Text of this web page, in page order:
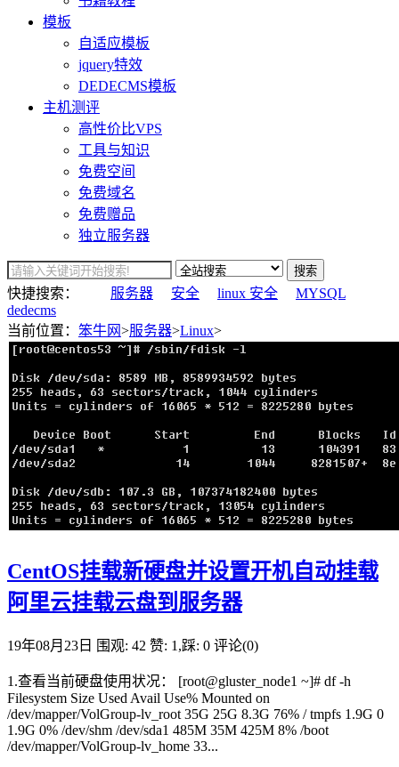
模板
自适应模板
jquery特效
DEDECMS模板
主机测评
高性价比VPS
工具与知识
免费空间
免费域名
免费赠品
独立服务器
搜索
快捷搜索： 服务器 安全 linux 安全
MYSQL
dedecms
当前位置： 笨牛网>服务器>Linux>
CentOS挂载新硬盘并设置开机自动挂载
阿里云挂载云盘到服务器
19年08月23日 围观: 42 赞: 1,踩: 0 评论(0)
1.查看当前硬盘使用状况： [root@gluster_node1 ~]# df -h
Filesystem Size Used Avail Use% Mounted on
/dev/mapper/VolGroup-lv_root 35G 25G 8.3G 76% / tmpfs 1.9G 0
1.9G 0% /dev/shm /dev/sda1 485M 35M 425M 8% /boot
/dev/mapper/VolGroup-lv_home 33...